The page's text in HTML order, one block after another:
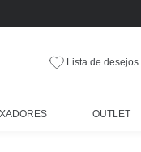
Lista de desejos
OUTLET